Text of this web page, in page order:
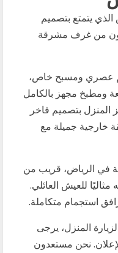
يتمتع بتصميم
من غرف مشرقة
عصري ومسبح خاص،
ومطبخ مجهز بالكامل
المنزل بتصميم فاخر
خارجية جميلة مع
في الرياض، قريب من
للعيش العائلي.
استجمام متكاملة.
المنزل، يرجى
نحن مستعدون